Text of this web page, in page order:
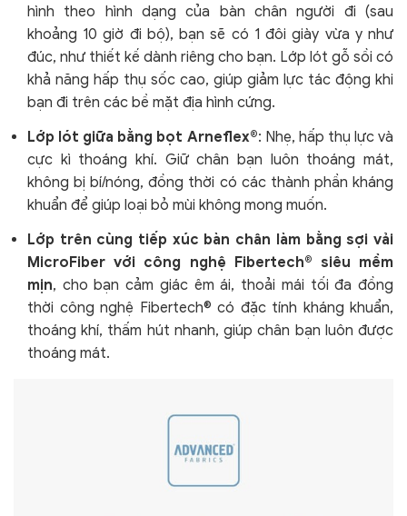
hình theo hình dạng của bàn chân người đi (sau
khoảng 10 giờ đi bộ), bạn sẽ có 1 đôi giày vừa y như
đúc, như thiết kế dành riêng cho bạn. Lớp lót gỗ sồi có
khả năng hấp thụ sốc cao, giúp giảm lực tác động khi
bạn đi trên các bề mặt địa hình cứng.
Lớp lót giữa bằng bọt Arneflex®: Nhẹ, hấp thụ lực và
cực kì thoáng khí. Giữ chân bạn luôn thoáng mát,
không bị bí/nóng, đồng thời có các thành phần kháng
khuẩn để giúp loại bỏ mùi không mong muốn.
Lớp trên cùng tiếp xúc bàn chân làm bằng sợi vải
MicroFiber với công nghệ Fibertech® siêu mềm
mịn, cho bạn cảm giác êm ái, thoải mái tối đa đồng
thời công nghệ Fibertech® có đặc tính kháng khuẩn,
thoáng khí, thấm hút nhanh, giúp chân bạn luôn được
thoáng mát.